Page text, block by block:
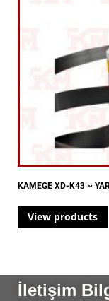
KAMEGE XD-K43 ~
View products
İletişim